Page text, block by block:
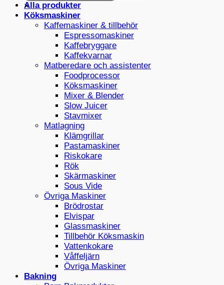
×
Alla produkter
Köksmaskiner
Kaffemaskiner & tillbehör
Espressomaskiner
Kaffebryggare
Kaffekvarnar
Matberedare och assistenter
Foodprocessor
Köksmaskiner
Mixer & Blender
Slow Juicer
Stavmixer
Matlagning
Klämgrillar
Pastamaskiner
Riskokare
Rök
Skärmaskiner
Sous Vide
Övriga Maskiner
Brödrostar
Elvispar
Glassmaskiner
Tillbehör Köksmaskin
Vattenkokare
Våffeljärn
Övriga Maskiner
Bakning